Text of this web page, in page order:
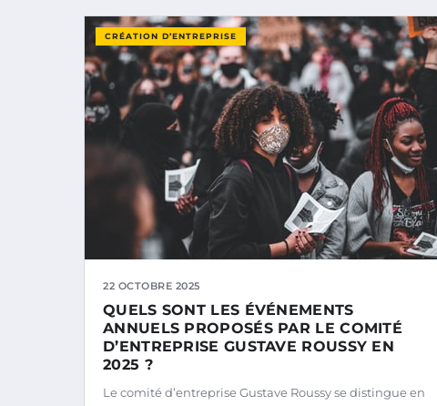
CRÉATION D’ENTREPRISE
22 OCTOBRE 2025
QUELS SONT LES ÉVÉNEMENTS
ANNUELS PROPOSÉS PAR LE COMITÉ
D’ENTREPRISE GUSTAVE ROUSSY EN
2025 ?
Le comité d’entreprise Gustave Roussy se distingue en